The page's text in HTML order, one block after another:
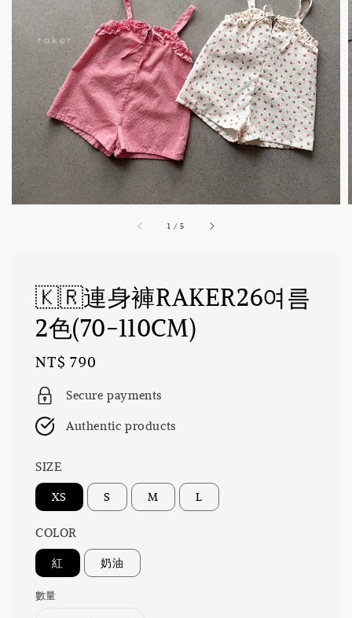
1 /5
🇰🇷連身褲RAKER26여름
2色(70-110CM)
Regular
price
NT$ 790
Secure payments
Authentic products
SIZE
XS S M L
COLOR
紅 奶油
數量